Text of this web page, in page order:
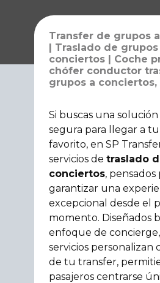
Transfer de grupos
| Traslado de grupos
conciertos | Coche
chófer conductor
grupos a
Si buscas una
segura para llegar a
favorito, en SP
servicios de traslado
conciertos, pensados
garantizar una
excepcional desde el
momento. Diseñados
enfoque de
servicios personalizan
de tu transfer,
pasajeros centrarse